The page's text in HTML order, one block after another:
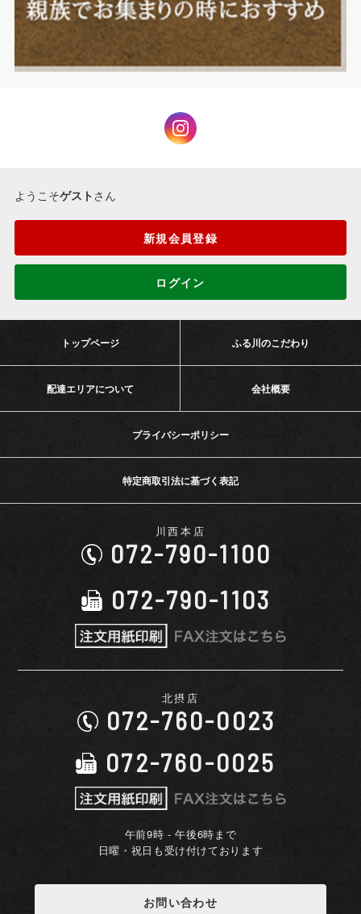
ようこそゲスト さん
新規会員登録
ログイン
トップページ ふる川のこだわり
配達エリアについて 会社概要
プライバシーポリシー
特定商取引法に基づく表記
川西本店
072-790-1100
072-790-1103
北摂店
072-760-0023
072-760-0025
午前9時 - 午後6時まで
日曜・祝日も受け付けております
お問い合わせ